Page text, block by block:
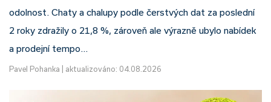
odolnost. Chaty a chalupy podle čerstvých dat za poslední
2 roky zdražily o 21,8 %, zároveň ale výrazně ubylo nabídek
a prodejní tempo…
Pavel Pohanka aktualizováno: 04.08.2026